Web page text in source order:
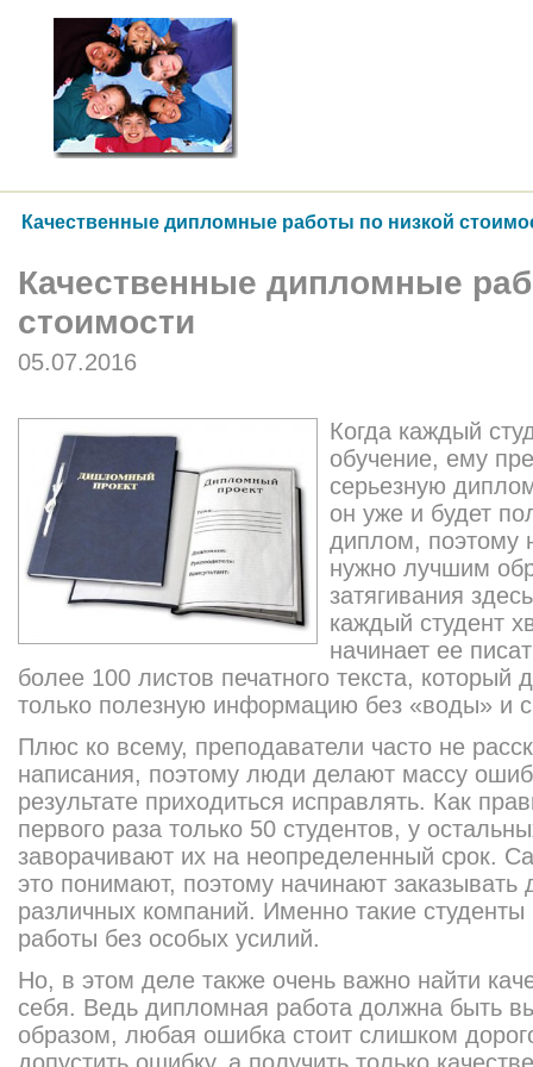
Качественные дипломные работы по низкой
Качественные дипломные
стоимости
05.07.2016
Когда каждый
обучение, ему
серьезную
он уже и будет
диплом, поэтому
нужно лучшим
затягивания
каждый студент
начинает ее
более 100 листов печатного текста, который
только полезную информацию без «воды» и
Плюс ко всему, преподаватели часто не
написания, поэтому люди делают массу
результате приходиться исправлять. Как
первого раза только 50 студентов, у
заворачивают их на неопределенный срок.
это понимают, поэтому начинают
различных компаний. Именно такие
работы без особых усилий.
Но, в этом деле также очень важно найти
себя. Ведь дипломная работа должна быть
образом, любая ошибка стоит слишком